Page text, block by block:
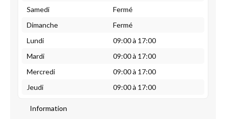
Samedi
Fermé
Dimanche
Fermé
Lundi
09:00 à 17:00
Mardi
09:00 à 17:00
Mercredi
09:00 à 17:00
Jeudi
09:00 à 17:00
Information